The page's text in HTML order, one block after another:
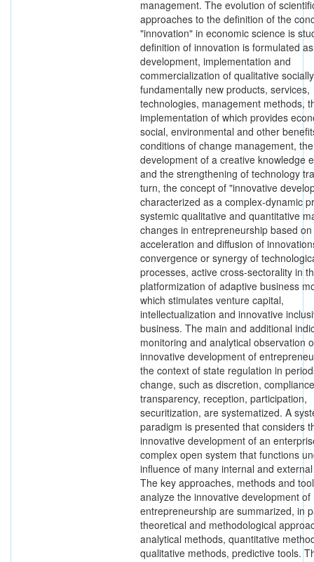
management. The evolution of
approaches to the definition of the
"innovation" in economic science is
definition of innovation is formulated
development, implementation and
commercialization of qualitative
fundamentally new products, services,
technologies, management methods,
implementation of which provides
social, environmental and other
conditions of change management, the
development of a creative knowledge
and the strengthening of technology
turn, the concept of "innovative
characterized as a complex-dynamic
systemic qualitative and quantitative
changes in entrepreneurship based
acceleration and diffusion of
convergence or synergy of
processes, active cross-sectorality in
platformization of adaptive business
which stimulates venture capital,
intellectualization and innovative
business. The main and additional
monitoring and analytical observation
innovative development of
the context of state regulation in
change, such as discretion,
transparency, reception, participation,
securitization, are systematized. A
paradigm is presented that considers
innovative development of an
complex open system that functions
influence of many internal and
The key approaches, methods and
analyze the innovative development of
entrepreneurship are summarized, in
theoretical and methodological
analytical methods, quantitative
qualitative methods, predictive tools.